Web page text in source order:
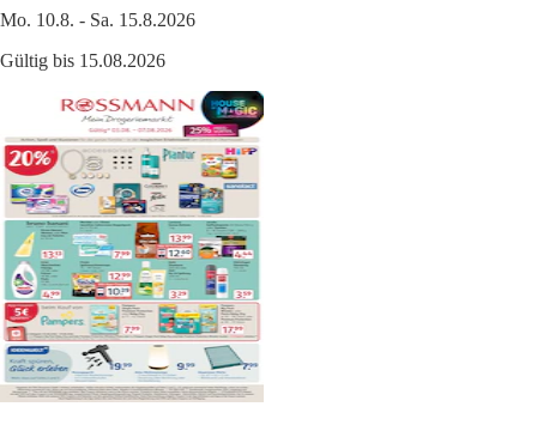
Mo. 10.8. - Sa. 15.8.2026
Gültig bis 15.08.2026